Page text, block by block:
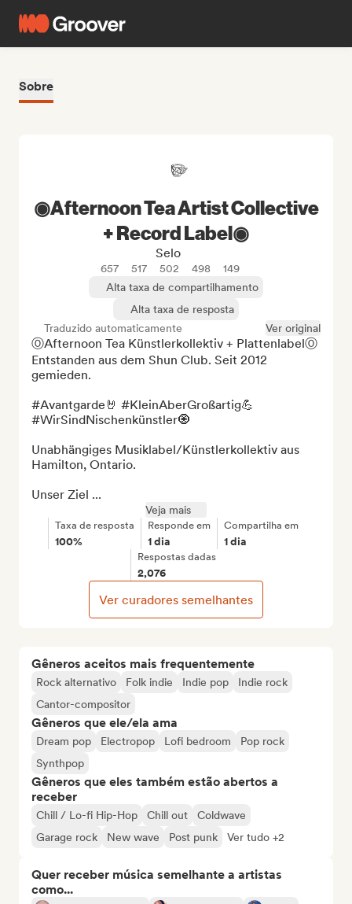
Sobre
Gêneros aceitos mais frequentemente
Rock alternativo Folk indie Indie pop
Indie rock
Cantor-compositor
Gêneros que ele/ela ama
Dream pop Electropop Lofi bedroom
Pop rock
Synthpop
Gêneros que eles também estão abertos a
receber
Chill / Lo-fi Hip-Hop Chill out
Coldwave
Garage rock
New wave Post punk Ver tudo +2
Quer receber música semelhante a artistas
como...
◉Afternoon Tea Artist Collective
+ Record Label◉
Selo
657 517 502 498
149
Alta taxa de compartilhamento
Alta taxa de resposta
Traduzido automaticamente
Ver original
ⓄAfternoon Tea Künstlerkollektiv + PlattenlabelⓄ
Entstanden aus dem Shun Club. Seit 2012
gemieden.
#Avantgarde🤘 #KleinAberGroßartig💪
#WirSindNischenkünstler🧿
Unabhängiges Musiklabel/Künstlerkollektiv aus
Hamilton, Ontario.
Unser Ziel ...
Veja mais
Taxa de resposta
100%
Responde em
1 dia
Compartilha em
1 dia
Respostas dadas
2,076
Ver curadores semelhantes